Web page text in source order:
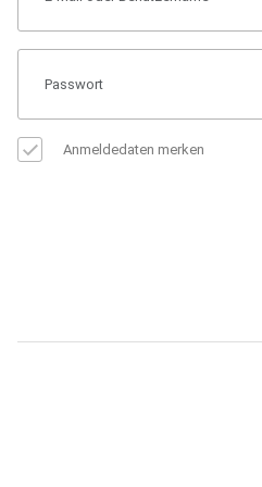
Anmeldedaten merken